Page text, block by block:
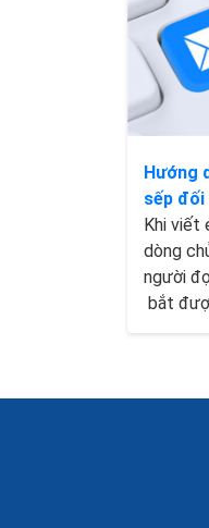
Hướng
sếp đối
Khi viết
dòng
người
bắt